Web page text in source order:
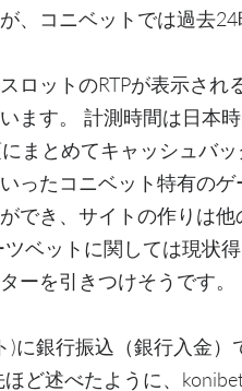
、コニベットでは過去
ロットのRTPが表示さ
ます。 計測時間は日本
まとめてキャッシュバ
ったコニベット特有の
でき、サイトの作りは
ベットに関しては現状
ーを引きつけそうです。
)に銀行振込（銀行入金
ど述べたように、